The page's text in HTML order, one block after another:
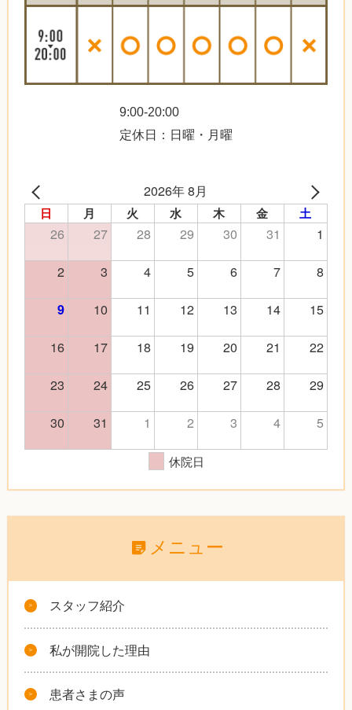
9:00-20:00
定休日：日曜・月曜
2026年 8月
日 月 火 水 木 金 土
26 27 28 29 30 31
1
2
3 4 5 6 7 8
9 10 11 12 13 14
15
16
17 18 19 20 21
22
23
24 25 26 27 28
29
30
31 1 2 3 4 5
休院日
メニュー
スタッフ紹介
私が開院した理由
患者さまの声